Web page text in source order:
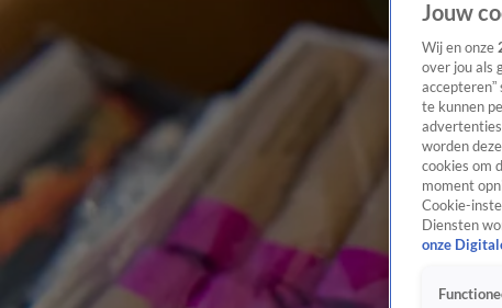
Jouw
Wij en onze
over jou als
te kunnen
worden
cookies om
moment
Cookie-
Diensten
onze